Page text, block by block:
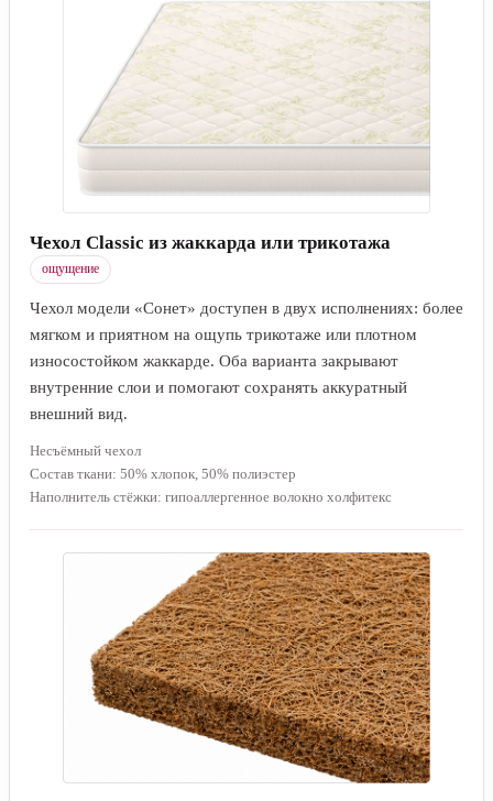
Чехол Classic из жаккарда или трикотажа
ощущение
Чехол модели «Сонет» доступен в двух исполнениях: более
мягком и приятном на ощупь трикотаже или плотном
износостойком жаккарде. Оба варианта закрывают
внутренние слои и помогают сохранять аккуратный
внешний вид.
Несъёмный чехол
Состав ткани: 50% хлопок, 50% полиэстер
Наполнитель стёжки: гипоаллергенное волокно холфитекс